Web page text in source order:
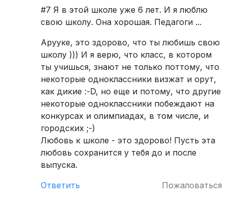
#7 Я в этой школе уже 6 лет. И я люблю
свою школу. Она хорошая. Педагоги ...
Арууке, это здорово, что ты любишь свою
школу ))) И я верю, что класс, в котором
ты учишься, знают не только поттому, что
некоторые одноклассники визжат и орут,
как дикие :-D, но еще и потому, что другие
некоторые одноклассники побеждают на
конкурсах и олимпиадах, в том числе, и
городских ;-)
Любовь к школе - это здорово! Пусть эта
любовь сохранится у тебя до и после
выпуска.
Ответить
Пожаловаться